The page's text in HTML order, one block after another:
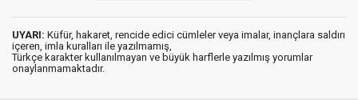
UYARI: Küfür, hakaret, rencide edici cümleler veya imalar, inançlara saldırı
içeren, imla kuralları ile yazılmamış,
Türkçe karakter kullanılmayan ve büyük harflerle yazılmış yorumlar
onaylanmamaktadır.